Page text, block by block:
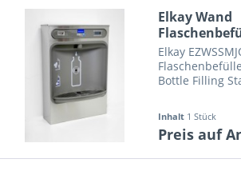
Elkay Wand
Elkay
Bottle Filling
Inhalt 1 Stück
Preis auf